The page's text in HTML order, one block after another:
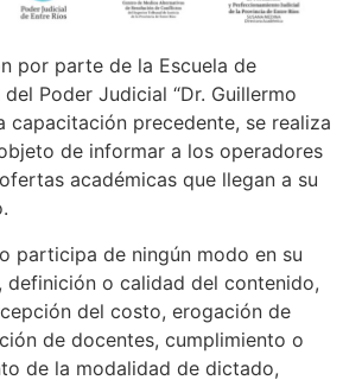
por parte de la Escuela de
Poder Judicial “Dr. Guillermo
capacitación precedente, se realiza
de informar a los operadores
académicas que llegan a su
participa de ningún modo en su
definición o calidad del contenido,
del costo, erogación de
de docentes, cumplimiento o
de la modalidad de dictado,